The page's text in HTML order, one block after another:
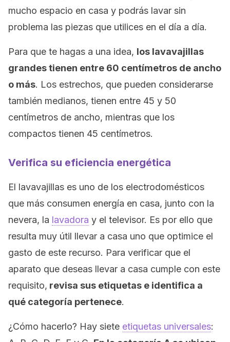
mucho espacio en casa y podrás lavar sin
problema las piezas que utilices en el día a día.
Para que te hagas a una idea, los lavavajillas
grandes tienen entre 60 centímetros de ancho
o más. Los estrechos, que pueden considerarse
también medianos, tienen entre 45 y 50
centímetros de ancho, mientras que los
compactos tienen 45 centímetros.
Verifica su eficiencia energética
El lavavajillas es uno de los electrodomésticos
que más consumen energía en casa, junto con la
nevera, la lavadora y el televisor. Es por ello que
resulta muy útil llevar a casa uno que optimice el
gasto de este recurso. Para verificar que el
aparato que deseas llevar a casa cumple con este
requisito, revisa sus etiquetas e identifica a
qué categoría pertenece.
¿Cómo hacerlo? Hay siete etiquetas universales: